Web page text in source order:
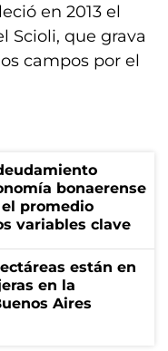
en 2013 el
Scioli, que grava
campos por el
bonaerense
promedio
variables clave
están en
en la
Aires